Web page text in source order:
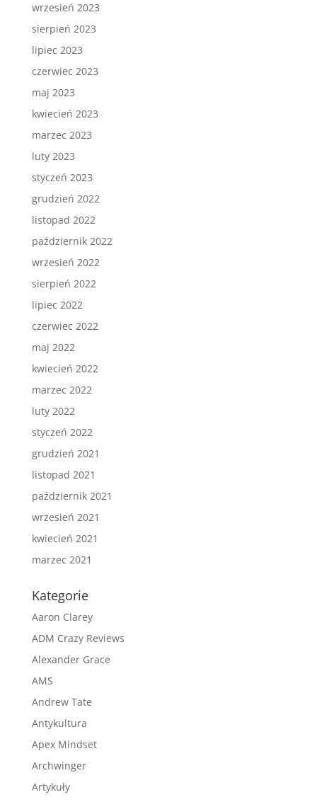
wrzesień 2023
sierpień 2023
lipiec 2023
czerwiec 2023
maj 2023
kwiecień 2023
marzec 2023
luty 2023
styczeń 2023
grudzień 2022
listopad 2022
październik 2022
wrzesień 2022
sierpień 2022
lipiec 2022
czerwiec 2022
maj 2022
kwiecień 2022
marzec 2022
luty 2022
styczeń 2022
grudzień 2021
listopad 2021
październik 2021
wrzesień 2021
kwiecień 2021
marzec 2021
Kategorie
Aaron Clarey
ADM Crazy Reviews
Alexander Grace
AMS
Andrew Tate
Antykultura
Apex Mindset
Archwinger
Artykuły